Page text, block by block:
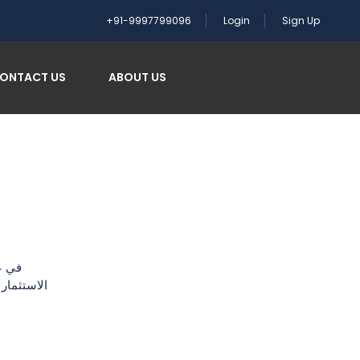
+91-9997799096 Login Sign Up
US ABOUT US
في